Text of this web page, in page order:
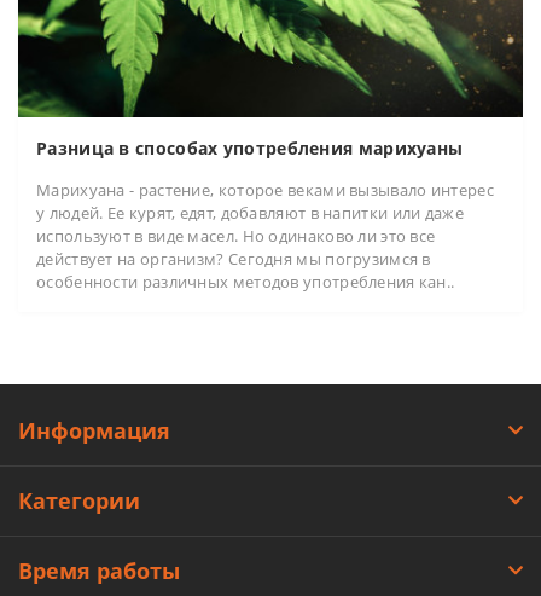
Разница в способах употребления марихуаны
Марихуана - растение, которое веками вызывало интерес
у людей. Ее курят, едят, добавляют в напитки или даже
используют в виде масел. Но одинаково ли это все
действует на организм? Сегодня мы погрузимся в
особенности различных методов употребления кан..
Информация
Категории
Время работы